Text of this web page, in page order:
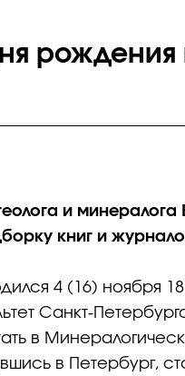
и
книг и
4 (16) ноября
в
в Петербург,